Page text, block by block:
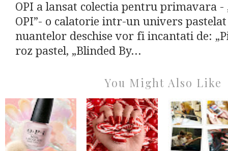
OPI a lansat colectia pentru primavara -
OPI”- o calatorie intr-un univers
nuantelor deschise vor fi incantati de:
roz pastel, „Blinded By...
You Might Also Like